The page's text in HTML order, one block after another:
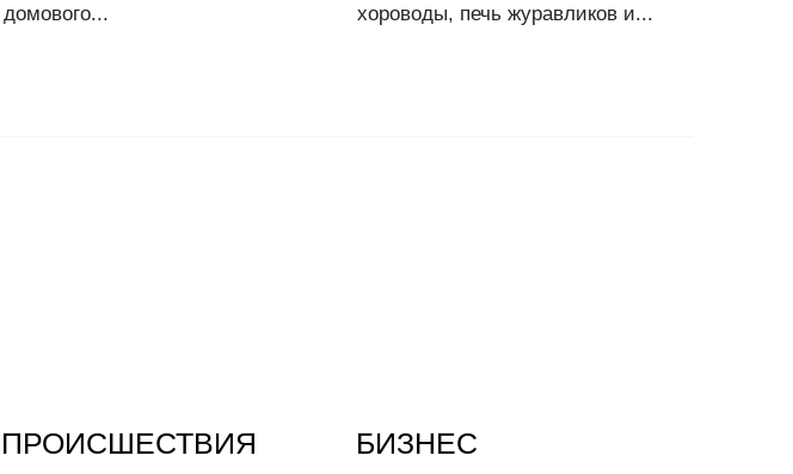
домового...
хороводы, печь журавликов и...
ПРОИСШЕСТВИЯ БИЗНЕС